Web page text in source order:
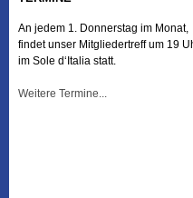
An jedem 1. Donnerstag im Monat,
findet unser Mitgliedertreff um 19
im Sole d‘Italia statt.
Weitere Termine...